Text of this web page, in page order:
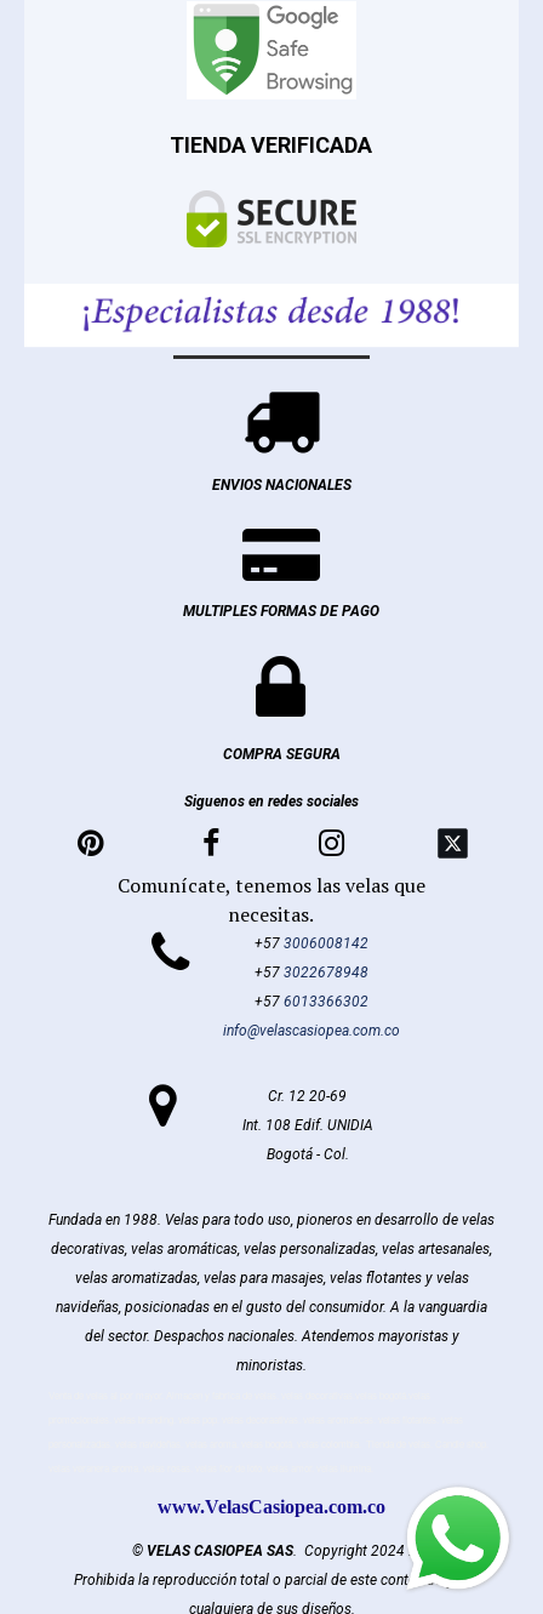
TIENDA VERIFICADA

ENVIOS NACIONALES

MULTIPLES FORMAS DE PAGO

COMPRA SEGURA
Siguenos en redes sociales
  
Comunícate, tenemos las velas que
necesitas.
 +573006008142
+573022678948
+576013366302
info@velascasiopea.com.co

Cr. 12 20-69
Int. 108 Edif. UNIDIA
Bogotá - Col.
Fundada en 1988. Velas para todo uso, pioneros en desarrollo de velas
decorativas, velas aromáticas, velas personalizadas, velas artesanales,
velas aromatizadas, velas para masajes, velas flotantes y velas
navideñas, posicionadas en el gusto del consumidor. A la vanguardia
del sector. Despachos nacionales. Atendemos mayoristas y
minoristas.
www.VelasCasiopea.com.co
©VELAS CASIOPEA SAS. Copyright 2024.
Prohibida la reproducción total o parcial de este contenido y/o
cualquiera de sus diseños.